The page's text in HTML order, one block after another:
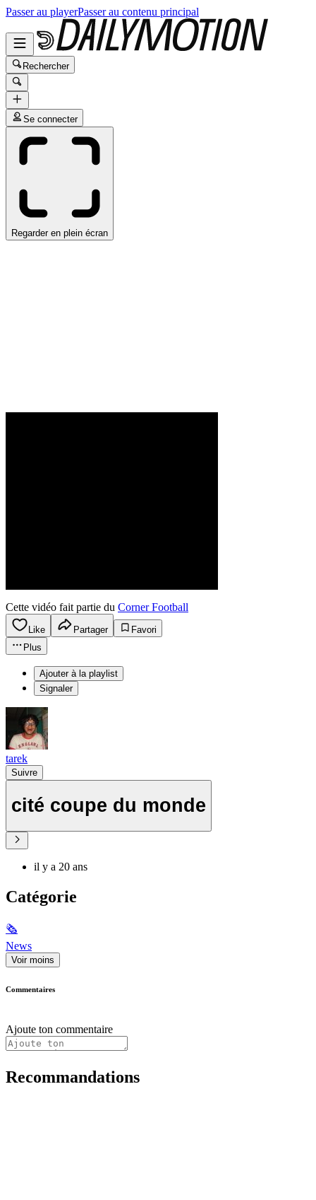
Passer au playerPasser au contenu principal
Rechercher
Se connecter
Regarder en plein écran
Cette vidéo fait partie du Corner Football
Like Partager
Favori
Plus
Ajouter à la playlist
Signaler
tarek
Suivre
cité coupe du monde
il y a 20 ans
Catégorie
🗞
News
Voir moins
Commentaires
Ajoute ton commentaire
Recommandations